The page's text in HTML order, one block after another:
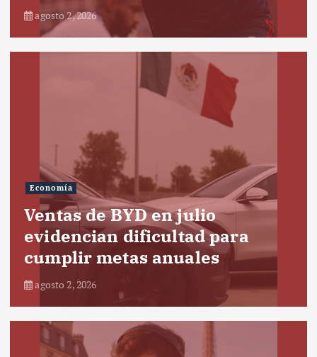
agosto 2, 2026
Economía
Ventas de BYD en julio
evidencian dificultad para
cumplir metas anuales
agosto 2, 2026